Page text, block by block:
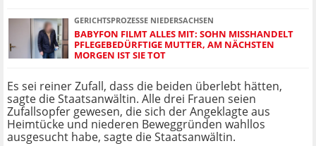
GERICHTSPROZESSE NIEDERSACHSEN
BABYFON FILMT ALLES MIT: SOHN MISSHANDELT
PFLEGEBEDÜRFTIGE MUTTER, AM NÄCHSTEN
MORGEN IST SIE TOT
Es sei reiner Zufall, dass die beiden überlebt hätten,
sagte die Staatsanwältin. Alle drei Frauen seien
Zufallsopfer gewesen, die sich der Angeklagte aus
Heimtücke und niederen Beweggründen wahllos
ausgesucht habe, sagte die Staatsanwältin.